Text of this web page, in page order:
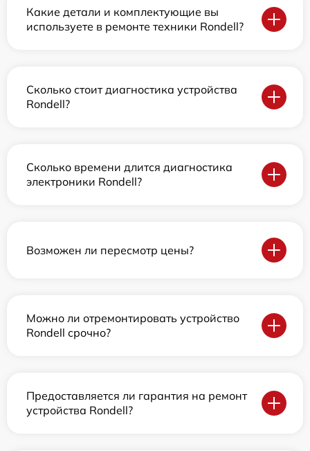
Какие детали и комплектующие вы
используете в ремонте техники Rondell?
Сколько стоит диагностика устройства
Rondell?
Сколько времени длится диагностика
электроники Rondell?
Возможен ли пересмотр цены?
Можно ли отремонтировать устройство
Rondell срочно?
Предоставляется ли гарантия на ремонт
устройства Rondell?